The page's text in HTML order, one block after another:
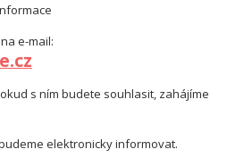
e-mail:
s ním budete souhlasit, zahájíme
elektronicky informovat.